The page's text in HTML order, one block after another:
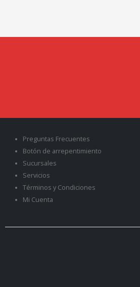
Preguntas Frecuentes
Botón de arrepentimiento
Sucursales
Servicios
Términos y Condiciones
Mi Cuenta